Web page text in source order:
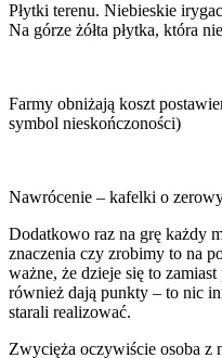
Płytki terenu. Niebieskie
Na górze żółta płytka, która
Farmy obniżają koszt
symbol nieskończoności)
Nawrócenie – kafelki o
Dodatkowo raz na grę każdy
znaczenia czy zrobimy to na
ważne, że dzieje się to
również dają punkty – to nic
starali realizować.
Zwycięża oczywiście osoba z